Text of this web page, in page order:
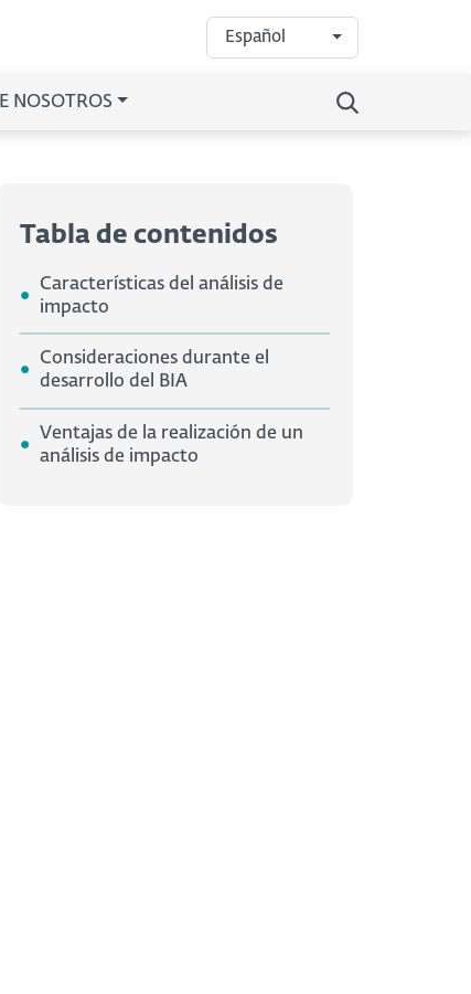
Español
NOSOTROS
Tabla de contenidos
Características del análisis de
impacto
Consideraciones durante el
desarrollo del BIA
Ventajas de la realización de un
análisis de impacto